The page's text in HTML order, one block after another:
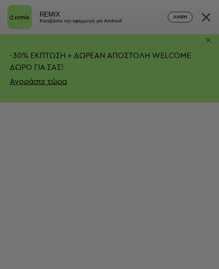
REMIX
Κατεβάστε την εφαρμογή για Android
ΛΉΨΗ ×
-30% ΕΚΠΤΩΣΗ + ΔΩΡΕΑΝ ΑΠΟΣΤΟΛΗ WELCOME
ΔΩΡΟ ΓΙΑ ΣΑΣ!
Αγοράστε τώρα
×